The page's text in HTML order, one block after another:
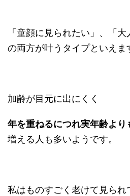
「童顔に見られたい」、「大
の両方が叶うタイプといえま
加齢が目元に出にくく
年を重ねるにつれ実年齢より
増える人も多いようです。
私はものすごく老けて見られ